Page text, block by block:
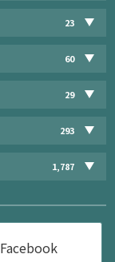
23
60
29
293
1,787
Facebook